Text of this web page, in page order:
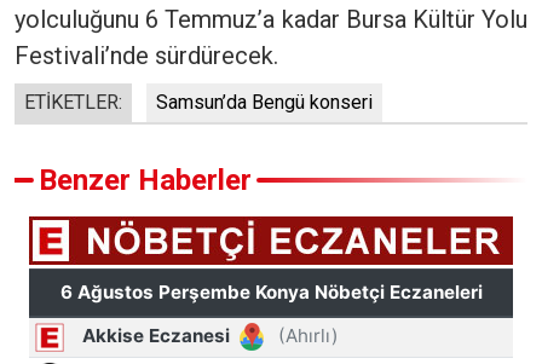
yolculuğunu 6 Temmuz’a kadar Bursa Kültür Yolu
Festivali’nde sürdürecek.
ETİKETLER: Samsun’da Bengü konseri
Benzer Haberler